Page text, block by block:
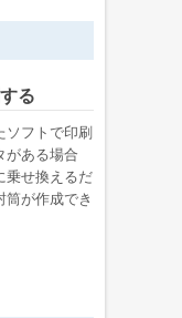
1号
mm
る
ソフトで印刷
がある場合
乗せ換えるだ
筒が作成でき